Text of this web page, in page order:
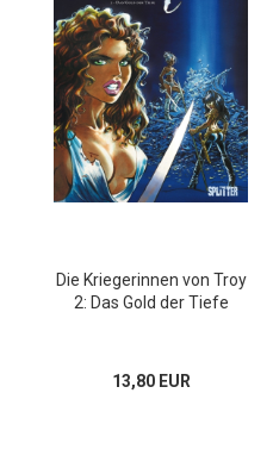
Die Kriegerinnen von Troy
2: Das Gold der Tiefe
13,80 EUR